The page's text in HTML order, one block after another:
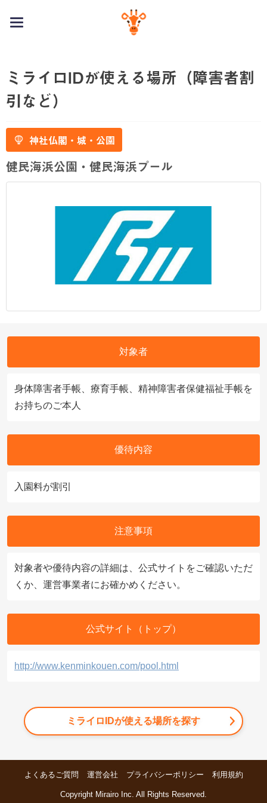
toggle
ミライロIDが使える場所（障害者割
引など）
神社仏閣・城・公園
健民海浜公園・健民海浜プール
対象者
身体障害者手帳、療育手帳、精神障害者保健福祉手帳を
お持ちのご本人
優待内容
入園料が割引
注意事項
対象者や優待内容の詳細は、公式サイトをご確認いただ
くか、運営事業者にお確かめください。
公式サイト（トップ）
http://www.kenminkouen.com/pool.html
ミライロIDが使える場所を探す
よくあるご質問 運営会社 プライバシーポリシー 利用規約
Copyright Mirairo Inc. All Rights Reserved.